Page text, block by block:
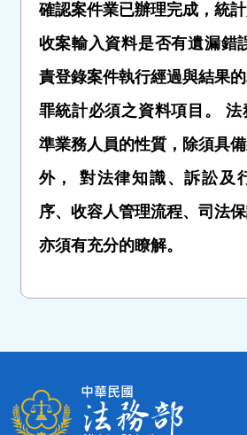
確認案件業已辦理完成，統
收案輸入資料是否有遺漏錯
責登錄案件執行經過與結果
罪統計必須之資料項目。
準業務人員的性質，除須具
外， 對法律知識、訴訟及
序、收容人管理流程、司法
亦須有充分的瞭解。